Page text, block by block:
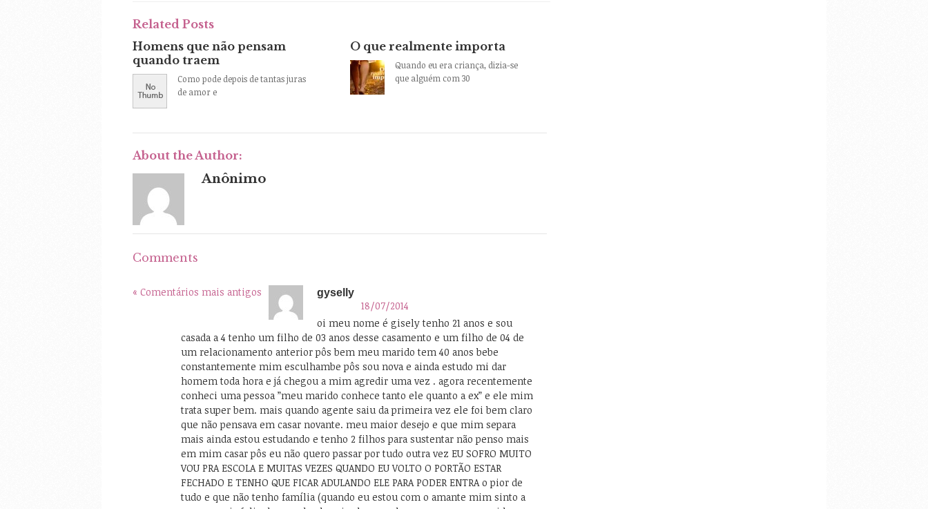
Related Posts
Homens que não pensam
quando traem
Como pode depois de tantas juras
de amor e
O que realmente importa
Quando eu era criança, dizia-se
que alguém com 30
About the Author:
Anônimo
Comments
« Comentários mais antigos gyselly
18/07/2014
oi meu nome é gisely tenho 21 anos e sou
casada a 4 tenho um filho de 03 anos desse casamento e um filho de 04 de
um relacionamento anterior pôs bem meu marido tem 40 anos bebe
constantemente mim esculhambe pôs sou nova e ainda estudo mi dar
homem toda hora e já chegou a mim agredir uma vez . agora recentemente
conheci uma pessoa ”meu marido conhece tanto ele quanto a ex” e ele mim
trata super bem. mais quando agente saiu da primeira vez ele foi bem claro
que não pensava em casar novante. meu maior desejo e que mim separa
mais ainda estou estudando e tenho 2 filhos para sustentar não penso mais
em mim casar pôs eu não quero passar por tudo outra vez EU SOFRO MUITO
VOU PRA ESCOLA E MUITAS VEZES QUANDO EU VOLTO O PORTÃO ESTAR
FECHADO E TENHO QUE FICAR ADULANDO ELE PARA PODER ENTRA o pior de
tudo e que não tenho família (quando eu estou com o amante mim sinto a